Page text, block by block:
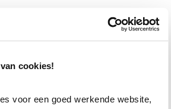
cookies!
voor een goed werkende website,